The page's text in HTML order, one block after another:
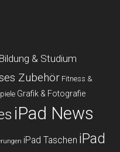
Bildung & Studium
Zubehör Fitness &
Grafik & Fotografie
iPad News
iPad Taschen iPad